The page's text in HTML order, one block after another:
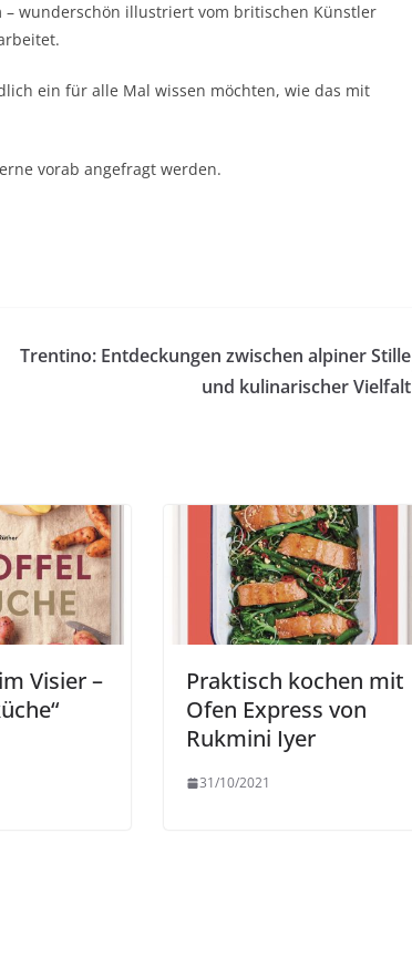
wunderschön illustriert vom britischen Künstler
ein für alle Mal wissen möchten, wie das mit
vorab angefragt werden.
Trentino: Entdeckungen zwischen alpiner Stille
und kulinarischer Vielfalt
Visier –
Praktisch kochen mit
Ofen Express von
Rukmini Iyer
31/10/2021